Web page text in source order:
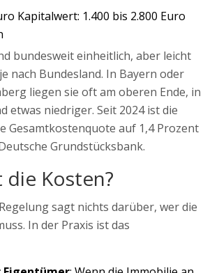
Kapitalwert: 1.400 bis 2.800 Euro
bundesweit einheitlich, aber leicht
nach Bundesland. In Bayern oder
liegen sie oft am oberen Ende, in
etwas niedriger. Seit 2024 ist die
Gesamtkostenquote auf 1,4 Prozent
Grundstücksbank.
die Kosten?
sagt nichts darüber, wer die
In der Praxis ist das